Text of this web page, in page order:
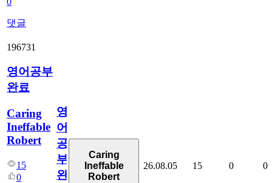
댓글
196731
영어공부
완료
Caring
Ineffable
Robert
15
0
영
어
공
부
완
Caring
Ineffable
Robert
26.08.05 15 0 0